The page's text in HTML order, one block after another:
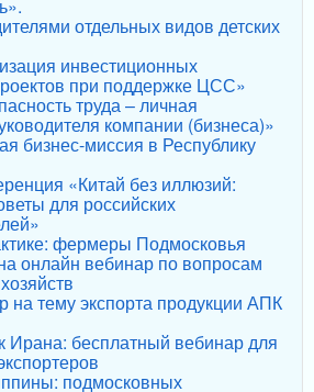
отдельных видов детских
инвестиционных
при поддержке ЦСС»
труда – личная
компании (бизнеса)»
бизнес-миссия в Республику
«Китай без иллюзий:
для российских
фермеры Подмосковья
онлайн вебинар по вопросам
на тему экспорта продукции АПК
Ирана: бесплатный вебинар для
подмосковных